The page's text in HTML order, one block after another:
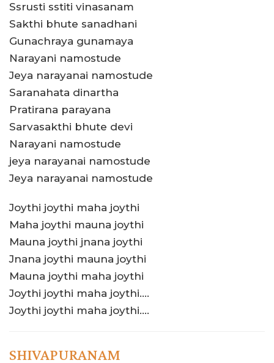
Ssrusti sstiti vinasanam
Sakthi bhute sanadhani
Gunachraya gunamaya
Narayani namostude
Jeya narayanai namostude
Saranahata dinartha
Pratirana parayana
Sarvasakthi bhute devi
Narayani namostude
jeya narayanai namostude
Jeya narayanai namostude
Joythi joythi maha joythi
Maha joythi mauna joythi
Mauna joythi jnana joythi
Jnana joythi mauna joythi
Mauna joythi maha joythi
Joythi joythi maha joythi….
Joythi joythi maha joythi….
SHIVAPURANAM